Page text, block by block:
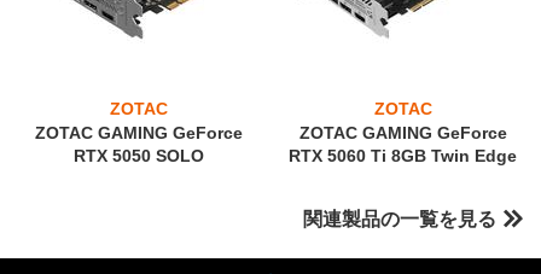
ZOTAC
ZOTAC GAMING GeForce
RTX 5050 SOLO
ZOTAC
ZOTAC GAMING GeForce
RTX 5060 Ti 8GB Twin Edge
関連製品の一覧を見る